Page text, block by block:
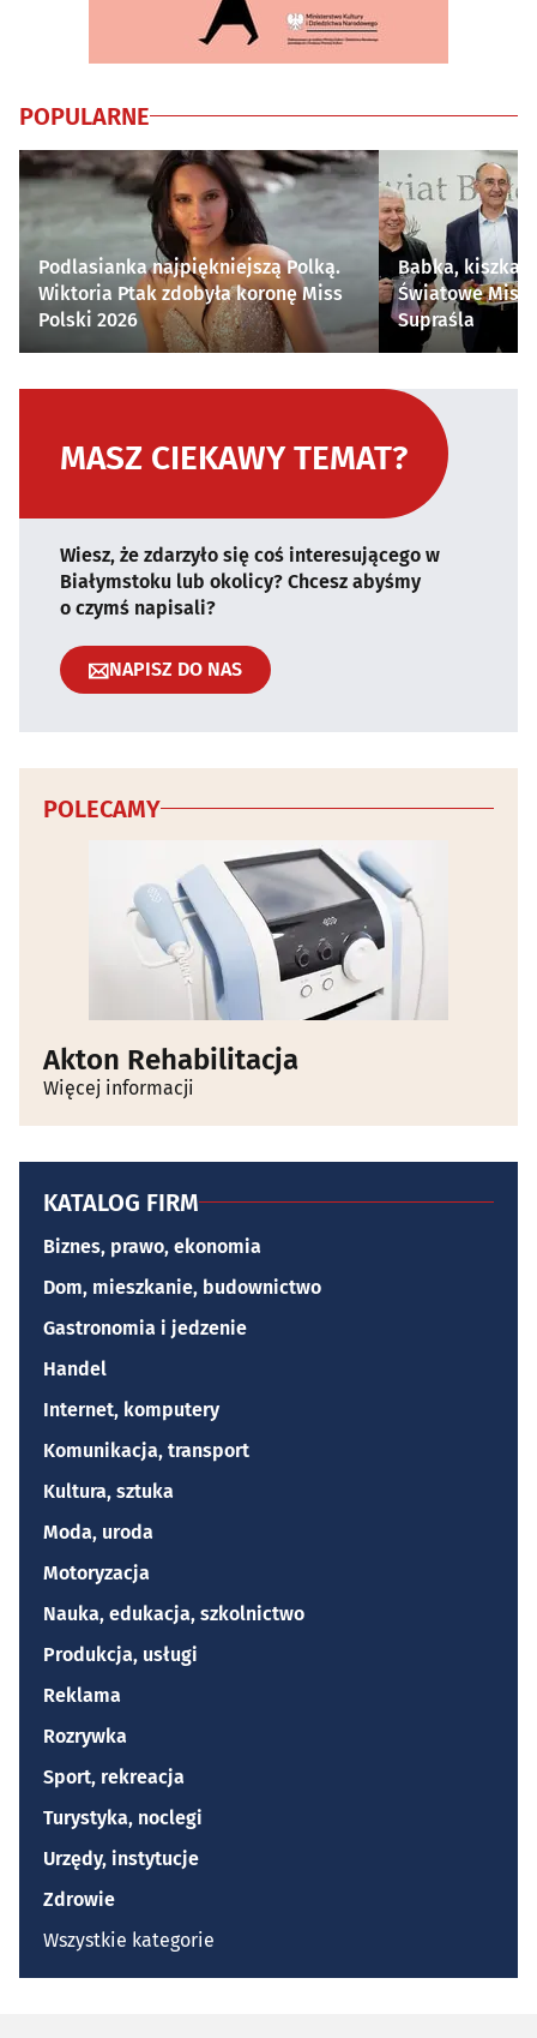
POPULARNE
Podlasianka najpiękniejszą Polką.
Wiktoria Ptak zdobyła koronę Miss
Polski 2026
Babka, kiszka i
Światowe
Supraśla
MASZ CIEKAWY TEMAT?
Wiesz, że zdarzyło się coś interesującego w
Białymstoku lub okolicy? Chcesz abyśmy
o czymś napisali?
NAPISZ DO NAS
POLECAMY
Akton Rehabilitacja
Więcej informacji
KATALOG FIRM
Biznes, prawo, ekonomia
Dom, mieszkanie, budownictwo
Gastronomia i jedzenie
Handel
Internet, komputery
Komunikacja, transport
Kultura, sztuka
Moda, uroda
Motoryzacja
Nauka, edukacja, szkolnictwo
Produkcja, usługi
Reklama
Rozrywka
Sport, rekreacja
Turystyka, noclegi
Urzędy, instytucje
Zdrowie
Wszystkie kategorie